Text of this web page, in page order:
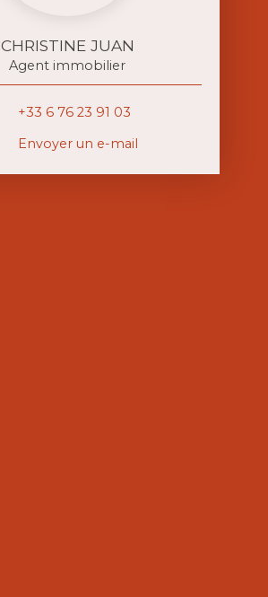
CHRISTINE JUAN
Agent immobilier
+33 6 76 23 91 03
Envoyer un e-mail